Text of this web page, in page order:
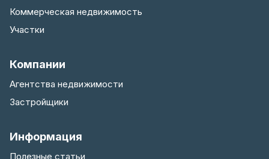
Коммерческая недвижимость
Участки
Компании
Агентства недвижимости
Застройщики
Информация
Полезные статьи